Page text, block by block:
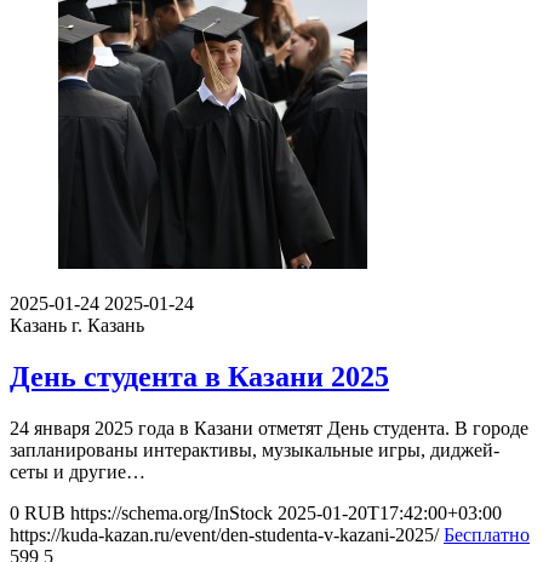
2025-01-24 2025-01-24
Казань г. Казань
День студента в Казани 2025
24 января 2025 года в Казани отметят День студента. В городе
запланированы интерактивы, музыкальные игры, диджей-
сеты и другие…
0 RUB https://schema.org/InStock 2025-01-20T17:42:00+03:00
https://kuda-kazan.ru/event/den-studenta-v-kazani-2025/ Бесплатно
599 5